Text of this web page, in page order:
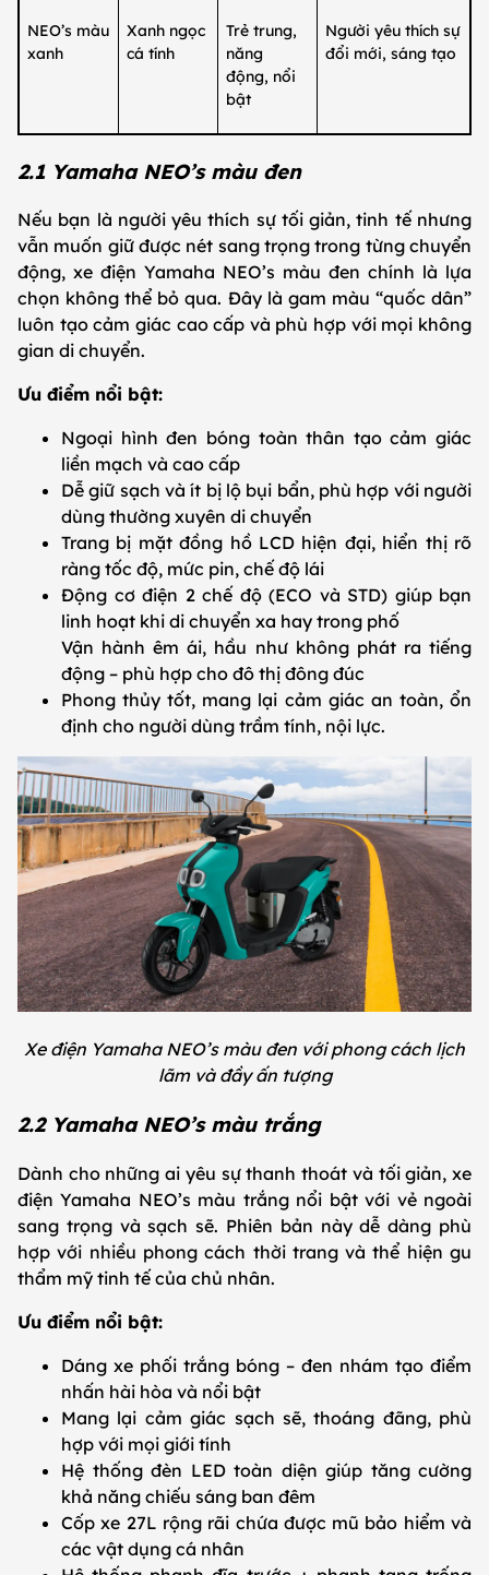
NEO’s màu
xanh
Xanh ngọc
cá tính
Trẻ trung,
năng
động, nổi
bật
Người yêu thích sự
đổi mới, sáng tạo
2.1 Yamaha NEO’s màu đen
Nếu bạn là người yêu thích sự tối giản, tinh tế nhưng
vẫn muốn giữ được nét sang trọng trong từng chuyển
động, xe điện Yamaha NEO’s màu đen chính là lựa
chọn không thể bỏ qua. Đây là gam màu “quốc dân”
luôn tạo cảm giác cao cấp và phù hợp với mọi không
gian di chuyển.
Ưu điểm nổi bật:
Ngoại hình đen bóng toàn thân tạo cảm giác
liền mạch và cao cấp
Dễ giữ sạch và ít bị lộ bụi bẩn, phù hợp với người
dùng thường xuyên di chuyển
Trang bị mặt đồng hồ LCD hiện đại, hiển thị rõ
ràng tốc độ, mức pin, chế độ lái
Động cơ điện 2 chế độ (ECO và STD) giúp bạn
linh hoạt khi di chuyển xa hay trong phố
Vận hành êm ái, hầu như không phát ra tiếng
động – phù hợp cho đô thị đông đúc
Phong thủy tốt, mang lại cảm giác an toàn, ổn
định cho người dùng trầm tính, nội lực.
Xe điện Yamaha NEO’s màu đen với phong cách lịch
lãm và đầy ấn tượng
2.2 Yamaha NEO’s màu trắng
Dành cho những ai yêu sự thanh thoát và tối giản, xe
điện Yamaha NEO’s màu trắng nổi bật với vẻ ngoài
sang trọng và sạch sẽ. Phiên bản này dễ dàng phù
hợp với nhiều phong cách thời trang và thể hiện gu
thẩm mỹ tinh tế của chủ nhân.
Ưu điểm nổi bật:
Dáng xe phối trắng bóng – đen nhám tạo điểm
nhấn hài hòa và nổi bật
Mang lại cảm giác sạch sẽ, thoáng đãng, phù
hợp với mọi giới tính
Hệ thống đèn LED toàn diện giúp tăng cường
khả năng chiếu sáng ban đêm
Cốp xe 27L rộng rãi chứa được mũ bảo hiểm và
các vật dụng cá nhân